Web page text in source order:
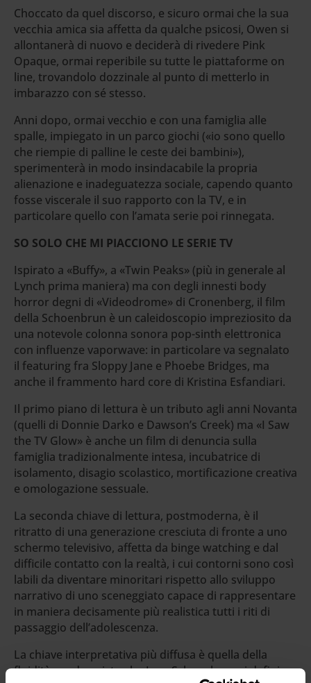
Choccato da quel discorso, e sicuro ormai che la sua
vecchia amica sia affetta da qualche psicosi, Owen si
allontanerà di nuovo e deciderà di rivedere Pink
Opaque, ormai reperibile su tutte le piattaforme on
line, trovandolo dozzinale al punto di metterlo in
imbarazzo con sé stesso.
Anni dopo, ormai vecchio e con una famiglia alle
spalle, impiegato in un parco giochi («io sono quello
che riempie di palline le ceste dei bambini»),
sperimenterà in modo insindacabile la propria
alienazione e inadeguatezza sociale, capendo quanto
fosse viscerale il suo rapporto con la TV, e in
particolare quello con l’amata serie poi rinnegata.
SO SOLO CHE MI PIACCIONO LE SERIE TV
Ispirato a «Buffy», a «Twin Peaks» (più in generale al
Lynch prima maniera) ma con degli innesti body
horror degni di «Videodrome» di Cronenberg, il film
della Schoenbrun è un caleidoscopio impreziosito da
una notevole colonna sonora pop-sinth elettronica
con influenze vaporwave: in particolare va segnalato
il featuring fra Sloppy Jane e Phoebe Bridges, ma
anche il frammento hard core di Kristina Esfandiari.
Il primo piano di lettura è un tributo agli anni Novanta
(quelli di Donnie Darko e Dawson’s Creek) ma «I Saw
the TV Glow» è anche un film di denuncia sulla
famiglia tradizionalmente intesa, incubatrice di
isolamento, disagio scolastico, mortificazione creativa
e omologazione sessuale.
La seconda chiave di lettura, postmoderna, è il
ritratto di una generazione cresciuta di fronte a uno
schermo televisivo, affetta da binge watching e dal
difficile contatto con la realtà, i cui contorni sono così
labili da diventare minoritari rispetto allo sviluppo
narrativo di uno sceneggiato capace di rappresentare
in maniera decisamente più realistica tutti i riti di
passaggio dell’adolescenza.
La chiave interpretativa più diffusa è quella della
fluidità gender, visto che Jane Schoenbrun si definisce